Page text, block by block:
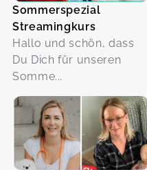
Sommerspezial
Streamingkurs
Hallo und schön, dass
Du Dich für unseren
Somme...